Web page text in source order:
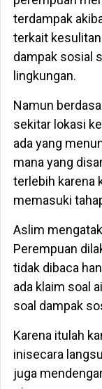
terdampak
terkait
dampak sosial
lingkungan.
Namun
sekitar lokasi
ada yang
mana yang
terlebih karena
memasuki
Aslim
Perempuan
tidak dibaca
ada klaim soal
soal dampak
Karena itulah
inisecara
juga